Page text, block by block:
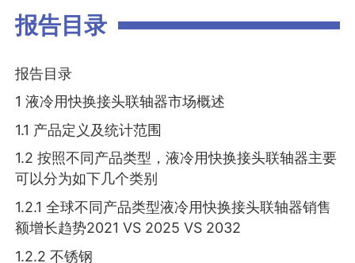
报告目录
报告目录
1 液冷用快换接头联轴器市场概述
1.1 产品定义及统计范围
1.2 按照不同产品类型，液冷用快换接头联轴器主要
可以分为如下几个类别
1.2.1 全球不同产品类型液冷用快换接头联轴器销售
额增长趋势2021 VS 2025 VS 2032
1.2.2 不锈钢